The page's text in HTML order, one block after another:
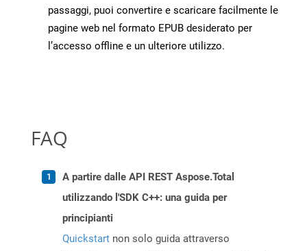
passaggi, puoi convertire e scaricare facilmente le
pagine web nel formato EPUB desiderato per
l’accesso offline e un ulteriore utilizzo.
FAQ
A partire dalle API REST Aspose.Total
utilizzando l'SDK C++: una guida per
principianti
Quickstart non solo guida attraverso